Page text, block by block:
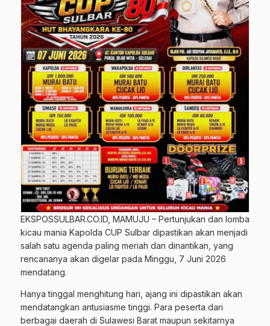
EKSPOSSULBAR.CO.ID, MAMUJU – Pertunjukan dan lomba
kicau mania Kapolda CUP Sulbar dipastikan akan menjadi
salah satu agenda paling meriah dan dinantikan, yang
rencananya akan digelar pada Minggu, 7 Juni 2026
mendatang.
Hanya tinggal menghitung hari, ajang ini dipastikan akan
mendatangkan antusiasme tinggi. Para peserta dari
berbagai daerah di Sulawesi Barat maupun sekitarnya